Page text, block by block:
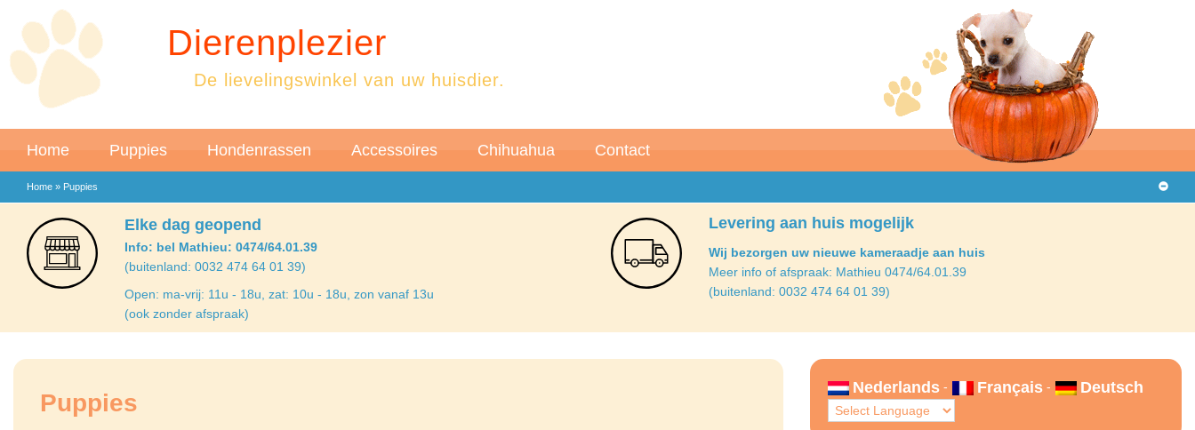
Dierenplezier
De lievelingswinkel van uw huisdier.
Home Puppies Hondenrassen Accessoires Chihuahua Contact
Home » Puppies
Elke dag geopend
Info: bel Mathieu: 0474/64.01.39
(buitenland: 0032 474 64 01 39)
Open: ma-vrij: 11u - 18u, zat: 10u - 18u, zon vanaf 13u
(ook zonder afspraak)
Levering aan huis mogelijk
Wij bezorgen uw nieuwe kameraadje aan huis
Meer info of afspraak: Mathieu 0474/64.01.39
(buitenland: 0032 474 64 01 39)
Puppies
Nederlands - Français - Deutsch